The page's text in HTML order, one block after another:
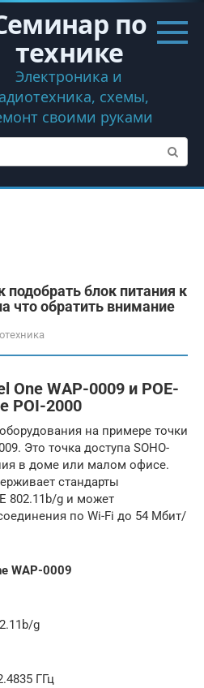
по
технике
Электроника и
схемы,
своими руками
подобрать блок питания к
что обратить внимание
One WAP-0009 и POE-
POI-2000
на примере точки
Это точка доступа SOHO-
в доме или малом офисе.
стандарты
802.11b/g и может
по Wi-Fi до 54 Мбит/
WAP-0009
g
ГГц